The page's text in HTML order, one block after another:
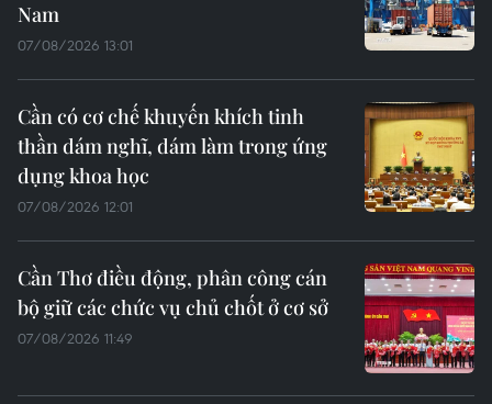
Nam
07/08/2026 13:01
Cần có cơ chế khuyến khích tinh
thần dám nghĩ, dám làm trong ứng
dụng khoa học
07/08/2026 12:01
Cần Thơ điều động, phân công cán
bộ giữ các chức vụ chủ chốt ở cơ sở
07/08/2026 11:49